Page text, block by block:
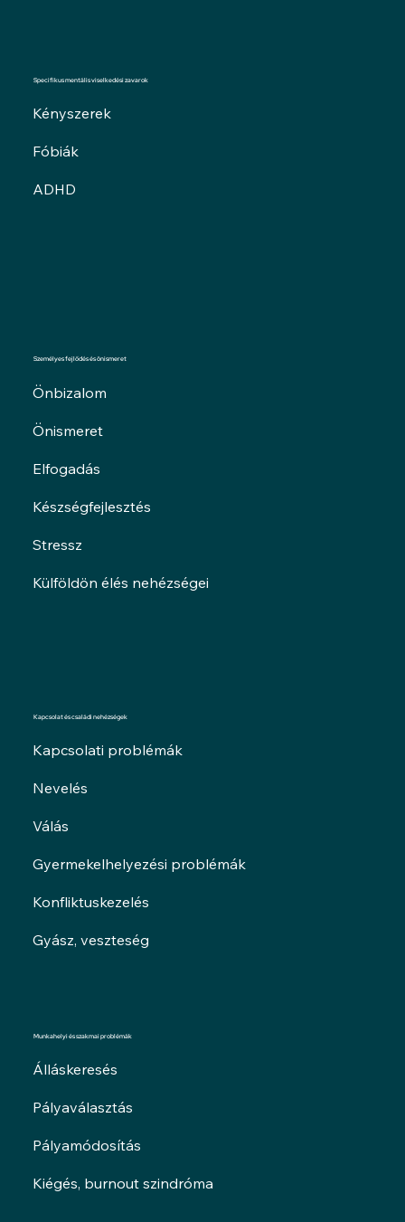
Specifikus mentális viselkedési zavarok
Kényszerek
Fóbiák
ADHD
Kapcsolat és családi nehézségek
Kapcsolati problémák
Nevelés
Válás
Gyermekelhelyezési problémák
Konfliktuskezelés
Gyász, veszteség
Személyes fejlődés és önismeret
Önbizalom
Önismeret
Elfogadás
Készségfejlesztés
Stressz
Külföldön élés nehézségei
Munkahelyi és szakmai problémák
Álláskeresés
Pályaválasztás
Pályamódosítás
Kiégés, burnout szindróma